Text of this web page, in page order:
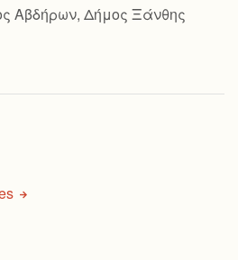
Αβδήρων, Δήμος Ξάνθης